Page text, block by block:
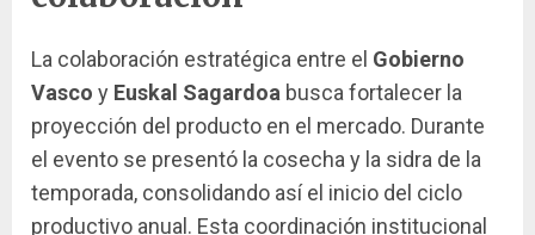
La colaboración estratégica entre el Gobierno
Vasco y Euskal Sagardoa busca fortalecer la
proyección del producto en el mercado. Durante
el evento se presentó la cosecha y la sidra de la
temporada, consolidando así el inicio del ciclo
productivo anual. Esta coordinación institucional